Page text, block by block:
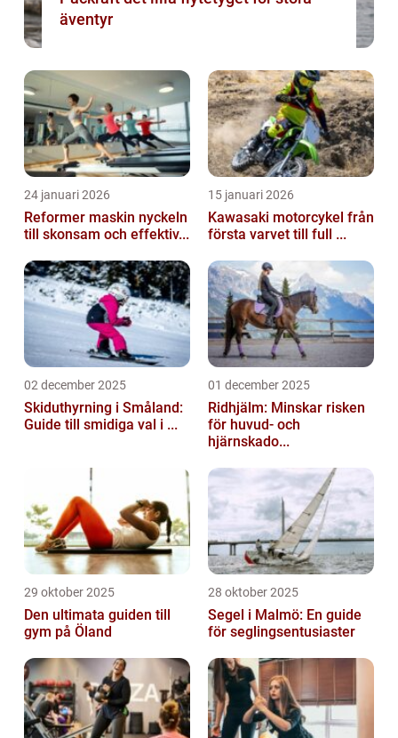
äventyr
24 januari 2026
Reformer maskin nyckeln
till skonsam och effektiv...
15 januari 2026
Kawasaki motorcykel från
första varvet till full ...
02 december 2025
Skiduthyrning i Småland:
Guide till smidiga val i ...
01 december 2025
Ridhjälm: Minskar risken
för huvud- och
hjärnskado...
29 oktober 2025
Den ultimata guiden till
gym på Öland
28 oktober 2025
Segel i Malmö: En guide
för seglingsentusiaster